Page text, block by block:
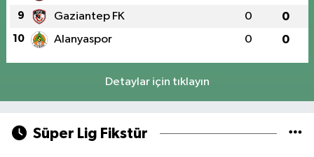
9 Gaziantep FK 0 0
10 Alanyaspor 0 0
Detaylar için tıklayın
Süper Lig Fikstür